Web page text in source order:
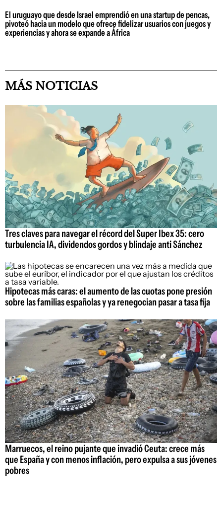
El uruguayo que desde Israel emprendió en una startup de pencas,
pivoteó hacia un modelo que ofrece fidelizar usuarios con juegos y
experiencias y ahora se expande a África
MÁS NOTICIAS
Tres claves para navegar el récord del Super Ibex 35: cero
turbulencia IA, dividendos gordos y blindaje anti Sánchez
Hipotecas más caras: el aumento de las cuotas pone presión
sobre las familias españolas y ya renegocian pasar a tasa fija
Marruecos, el reino pujante que invadió Ceuta: crece más
que España y con menos inflación, pero expulsa a sus jóvenes
pobres